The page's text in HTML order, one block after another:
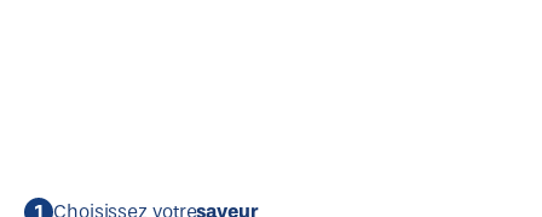
1 Choisissez votresaveur